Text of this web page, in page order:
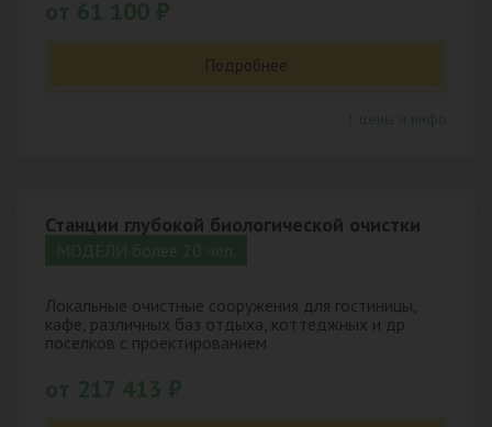
Подробнее
Станции глубокой биологической очистки
Локальные очистные сооружения для гостиницы,
кафе, различных баз отдыха, коттеджных и др.
поселков с проектированием